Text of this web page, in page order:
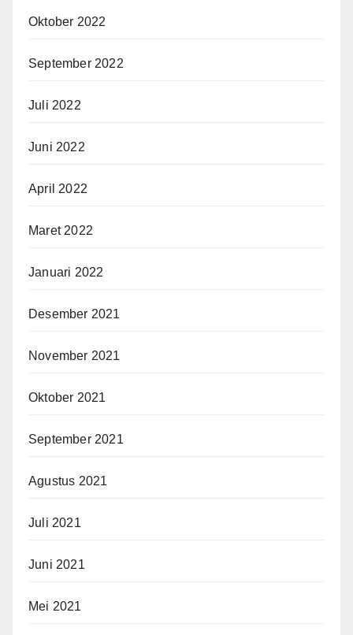
Oktober 2022
September 2022
Juli 2022
Juni 2022
April 2022
Maret 2022
Januari 2022
Desember 2021
November 2021
Oktober 2021
September 2021
Agustus 2021
Juli 2021
Juni 2021
Mei 2021